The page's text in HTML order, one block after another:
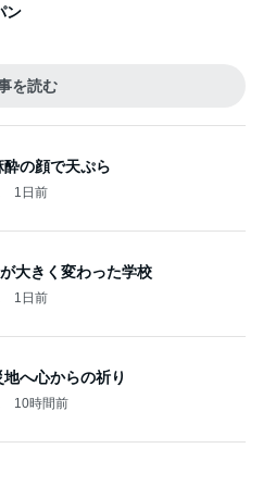
ン
を読む
の顔で天ぷら
1日前
大きく変わった学校
1日前
へ心からの祈り
10時間前